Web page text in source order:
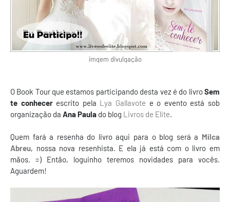
imgem divulgação
O Book Tour que estamos participando desta vez é do livroSem
te conhecerescrito pela Lya Gallavote e o evento está sob
organização da Ana Paula do blog Livros de Elite.
Quem fará a resenha do livro aqui para o blog será a Milca
Abreu, nossa nova resenhista. E ela já está com o livro em
mãos. =) Então, loguinho teremos novidades para vocês.
Aguardem!